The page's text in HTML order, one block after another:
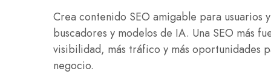
Crea contenido SEO amigable para usuarios
buscadores y modelos de IA. Una SEO más
visibilidad, más tráfico y más oportunidades
negocio.